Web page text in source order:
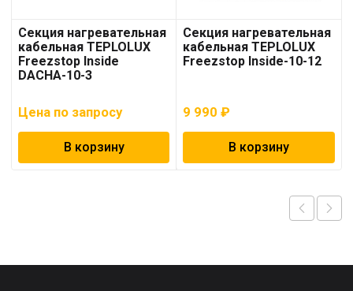
Секция нагревательная
кабельная TEPLOLUX
Freezstop Inside
DACHA-10-3
Цена по запросу
В корзину
Секция нагревательная
кабельная TEPLOLUX
Freezstop Inside-10-12
9 990₽
В корзину